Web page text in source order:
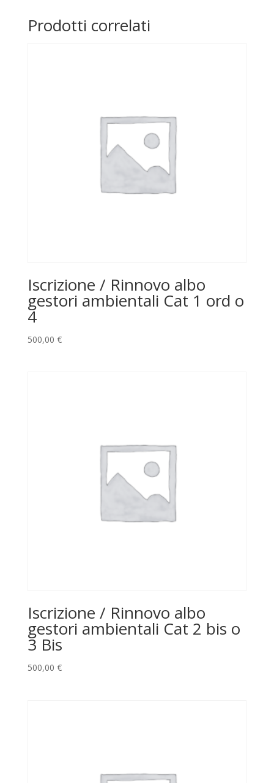
o
Prodotti correlati
Iscrizione / Rinnovo albo
gestori ambientali Cat 1 ord o
4
500,00 €
Iscrizione / Rinnovo albo
gestori ambientali Cat 2 bis o
3 Bis
500,00 €